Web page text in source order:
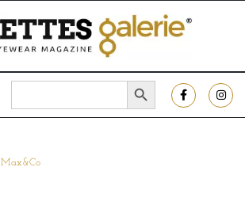
Search
SEARCH BUTTON
Max&Co